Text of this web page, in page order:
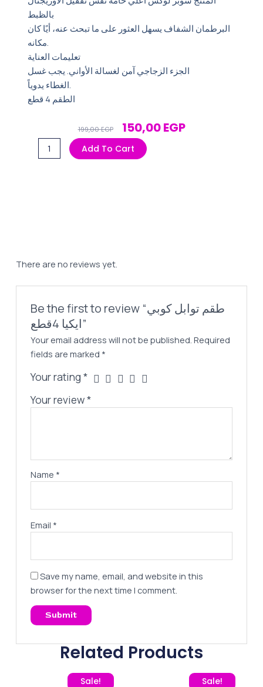
بالظبط
البرطمان الشفاف يسهل العثور على ما تبحث عنه، أيًا كان
مكانه.
تعليمات العناية
الجزء الزجاجي آمن لغسالة الأواني. يجب غسل
الغطاء يدوياً.
الطقم 4 قطع
199,00EGP Original
Price
Was:
150,00EGPCurrent
Add To Cart
There are no reviews yet.
Be the first to review “طقم توابل كوبي
ايكيا 4قطع”
Your email address will not be published. Required
fields are marked *
Your rating*
Your review*
Name *
Email *
Save my name, email, and website in this
browser for the next time I comment.
Related Products
Sale!
Original price was: 80,00 EGP.
Current price is: 45,00 EGP. Sale!
Original price was: 73,00
Current price